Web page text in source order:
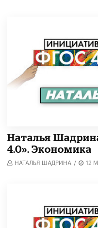
Наталья
4.0». Экономика
НАТАЛЬЯ ШАДРИНА / 12